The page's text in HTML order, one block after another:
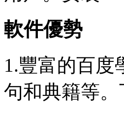
軟件優勢
1.豐富的百度
句和典籍等。